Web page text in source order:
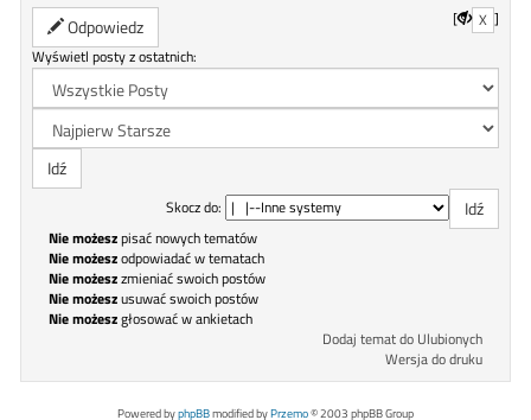
Odpowiedz [ X ]
Wyświetl posty z ostatnich:
Skocz do:
Nie możeszpisać nowych tematów
Nie możeszodpowiadać w tematach
Nie możeszzmieniać swoich postów
Nie możeszusuwać swoich postów
Nie możeszgłosować w ankietach
Dodaj temat do Ulubionych
Wersja do druku
Powered byphpBBmodified byPrzemo© 2003 phpBB Group